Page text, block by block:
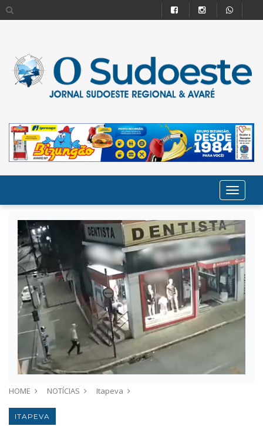
HOME NOTÍCIAS Itapeva
ITAPEVA